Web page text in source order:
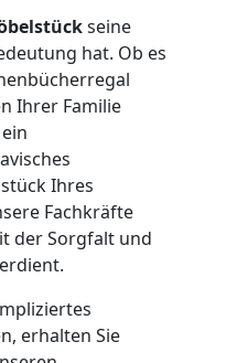
seine
hat. Ob es
Ihrer Familie
Ihres
Fachkräfte
der Sorgfalt und
erhalten Sie